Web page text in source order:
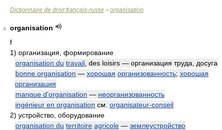
Dictionnaire de droit français-russe > organisation
4
organisation
f
1) организация, формирование
organisation du travail , des loisirs — организация труда, досуга
bonne organisation — хорошая организованность; хорошая
организация
manque d'organisation — неорганизованность
ingénieur en organisation см. organisateur-conseil
2) устройство, оборудование
organisation du territoire agricole — землеустройство